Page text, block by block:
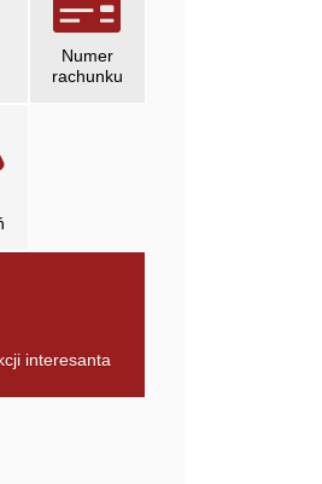
Numer
rachunku
oknie
się w nowym oknie
interesanta